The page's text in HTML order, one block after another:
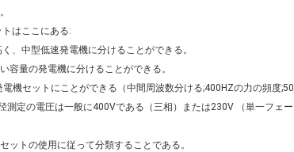
はここにある:
、中型低速発電機に分けることができる。
量の発電機に分けることができる。
機セットにことができる（中間周波数分ける;400HZの力の頻度
測定の電圧は一般に400Vである（三相）または230V （単一フェ
ットの使用に従って分類することである。